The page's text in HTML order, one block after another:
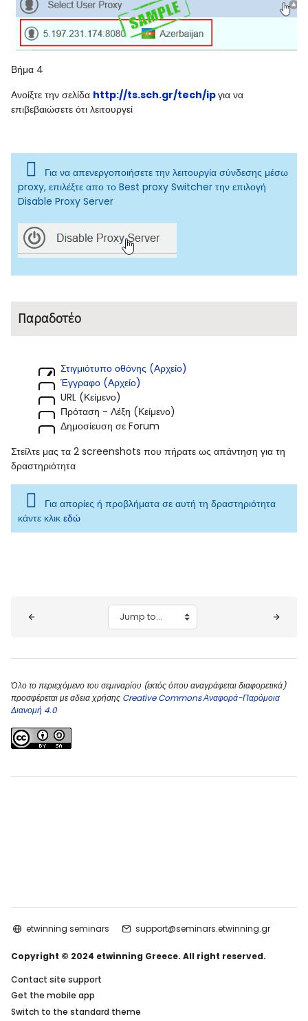
Βήμα 4
Ανοίξτε την σελίδα http://ts.sch.gr/tech/ipγια να
επιβεβαιώσετε ότι λειτουργεί
Για να απενεργοποιήσετε την λειτουργία σύνδεσης μέσω
proxy, επιλέξτε απο το Best proxy Switcher την επιλογή
Disable Proxy Server
Παραδοτέο
Στιγμιότυπο οθόνης (Αρχείο)
Έγγραφο (Αρχείο)
URL (Κείμενο)
Πρόταση - Λέξη (Κείμενο)
Δημοσίευση σε Forum
Στείλτε μας τα 2 screenshots που πήρατε ως απάντηση για τη
δραστηριότητα
Για απορίες ή προβλήματα σε αυτή τη δραστηριότητα
κάντε κλικ εδώ
Jump to...
Όλο το περιεχόμενο του σεμιναρίου (εκτός όπου αναγράφεται διαφορετικά)
προσφέρεται με αδεια χρήσης Creative Commons Αναφορά-Παρόμοια
Διανομή 4.0
etwinning seminars support@seminars.etwinning.gr
Copyright © 2024 etwinning Greece. All right reserved.
Contact site support
Get the mobile app
Switch to the standard theme